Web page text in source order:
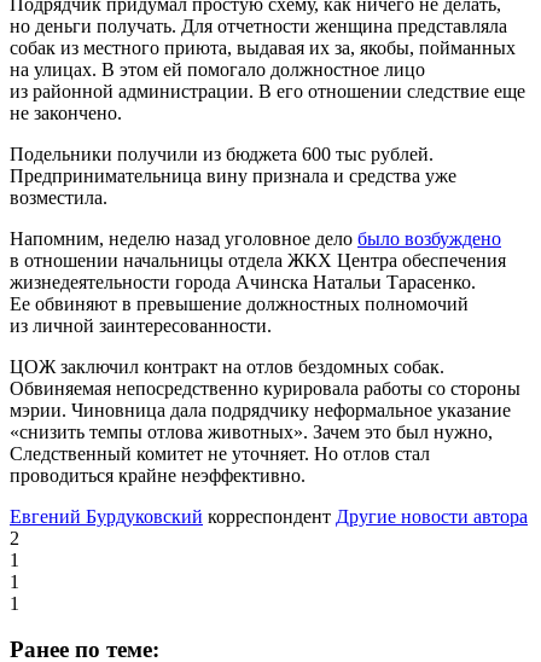
но деньги получать. Для отчетности женщина представляла
собак из местного приюта, выдавая их за, якобы, пойманных
на улицах. В этом ей помогало должностное лицо
из районной администрации. В его отношении следствие еще
не закончено.
Подельники получили из бюджета 600 тыс рублей.
Предпринимательница вину признала и средства уже
возместила.
Напомним, неделю назад уголовное дело было возбуждено
в отношении начальницы отдела ЖКХ Центра обеспечения
жизнедеятельности города Ачинска Натальи Тарасенко.
Ее обвиняют в превышение должностных полномочий
из личной заинтересованности.
ЦОЖ заключил контракт на отлов бездомных собак.
Обвиняемая непосредственно курировала работы со стороны
мэрии. Чиновница дала подрядчику неформальное указание
«снизить темпы отлова животных». Зачем это был нужно,
Следственный комитет не уточняет. Но отлов стал
проводиться крайне неэффективно.
Евгений Бурдуковский корреспондент Другие новости автора
2
1
1
1
Ранее по теме: